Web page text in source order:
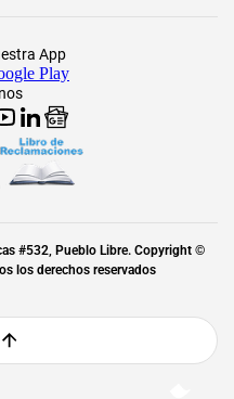
App
Play
#532, Pueblo Libre. Copyright ©
los derechos reservados